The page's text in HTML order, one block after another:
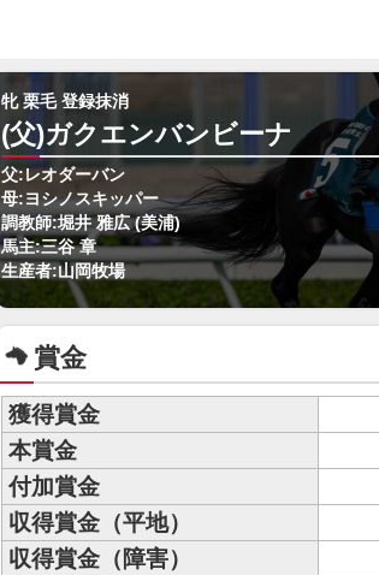
牝 栗毛 登録抹消
(父)ガクエンバンビーナ
父:レオダーバン
母:ヨシノスキッパー
調教師:堀井 雅広 (美浦)
馬主:三谷 章
生産者:山岡牧場
賞金
獲得賞金
本賞金
付加賞金
収得賞金（平地）
収得賞金（障害）